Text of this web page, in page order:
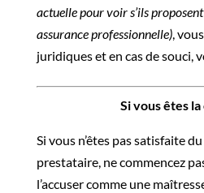
actuelle pour voir s’ils
assurance professionnelle),
juridiques et en cas de souci,
Si vous êtes
Si vous n’êtes pas satisfaite
prestataire, ne commencez
l’accuser comme une